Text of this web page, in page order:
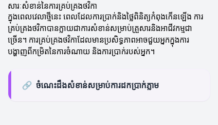
សារៈសំខាន់នៃការគ្រប់គ្រងថវិកា
ក្នុងពេលវេលាថ្មីនេះ ពេលដែលការប្រាក់និងថ្លៃពិនិត្យកំពុងកើនឡើង ការ
គ្រប់គ្រងថវិកាបានក្លាយជាការសំខាន់សម្រាប់គ្រួសារនិងអាជីវកម្មជា
ច្រើន។ ការគ្រប់គ្រងថវិកាដែលមានប្រសិទ្ធភាពអាចជួយអ្នកក្នុងការ
បង្ហាញពីកម្រិតនៃការចំណាយ និងការប្រាក់របស់អ្នក។
🔗 ចំណេះដឹងសំខាន់សម្រាប់ការដកប្រាក់ភ្លាម